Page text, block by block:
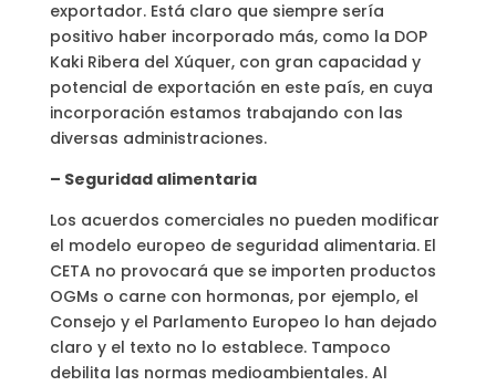
exportador. Está claro que siempre sería
positivo haber incorporado más, como la DOP
Kaki Ribera del Xúquer, con gran capacidad y
potencial de exportación en este país, en cuya
incorporación estamos trabajando con las
diversas administraciones.
– Seguridad alimentaria
Los acuerdos comerciales no pueden modificar
el modelo europeo de seguridad alimentaria. El
CETA no provocará que se importen productos
OGMs o carne con hormonas, por ejemplo, el
Consejo y el Parlamento Europeo lo han dejado
claro y el texto no lo establece. Tampoco
debilita las normas medioambientales. Al